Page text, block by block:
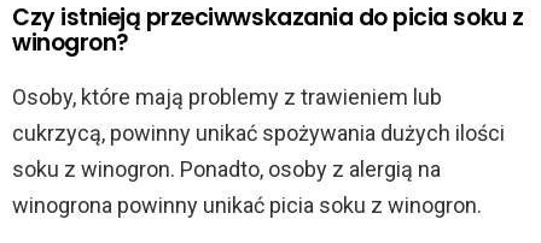
Czy istnieją przeciwwskazania do picia soku z
winogron?
Osoby, które mają problemy z trawieniem lub
cukrzycą, powinny unikać spożywania dużych ilości
soku z winogron. Ponadto, osoby z alergią na
winogrona powinny unikać picia soku z winogron.